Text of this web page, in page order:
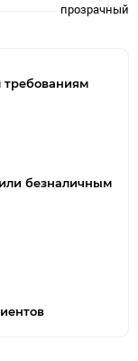
прозрачный
безналичным